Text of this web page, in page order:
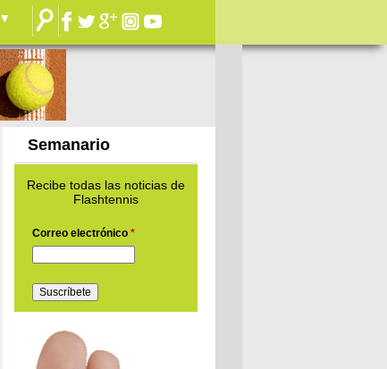
Semanario
Recibe todas las noticias de
Flashtennis
Correo electrónico *